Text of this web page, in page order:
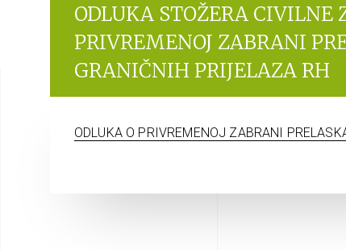
ODLUKA STOŽERA CIVILNE
PRIVREMENOJ ZABRANI
GRANIČNIH PRIJELAZA RH
ODLUKA O PRIVREMENOJ ZABRANI